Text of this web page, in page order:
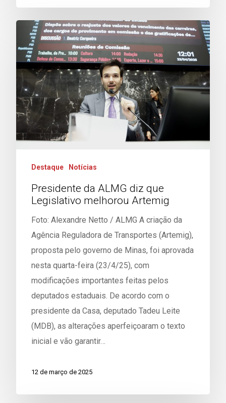
Destaque Notícias
Presidente da ALMG diz que
Legislativo melhorou Artemig
Foto: Alexandre Netto / ALMG A criação da
Agência Reguladora de Transportes (Artemig),
proposta pelo governo de Minas, foi aprovada
nesta quarta-feira (23/4/25), com
modificações importantes feitas pelos
deputados estaduais. De acordo com o
presidente da Casa, deputado Tadeu Leite
(MDB), as alterações aperfeiçoaram o texto
inicial e vão garantir…
12 de março de 2025